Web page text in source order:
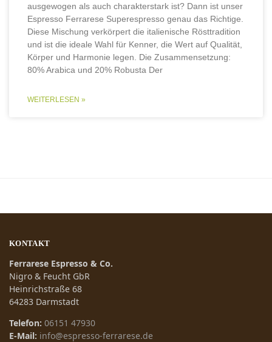
ausgewogen als auch charakterstark ist? Dann ist unser
Espresso Ferrarese Superespresso genau das Richtige.
Diese Mischung verkörpert die italienische Rösttradition
und ist die ideale Wahl für Kenner, die Wert auf Qualität,
Körper und Harmonie legen. Die Zusammensetzung:
80% Arabica und 20% Robusta Der
WEITERLESEN »
KONTAKT
Ferrarese Espresso & Co.
Nigro & Feucht GbR
Heinrichstraße 68
64283 Darmstadt
Telefon: 06151 47930
E-Mail: info@espresso-ferrarese.de